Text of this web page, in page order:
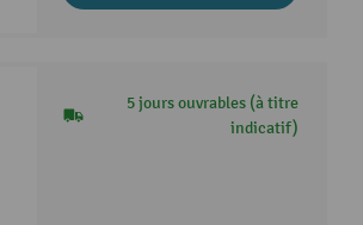
5 jours ouvrables (à titre
indicatif)